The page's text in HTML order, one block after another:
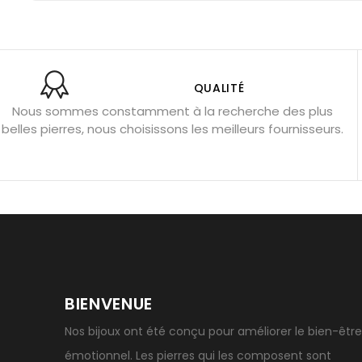
Obsidienne noire : danger ?
Guide des pierres de
Pierres pour les examens
Pierres anti-déprime
Porter l’œil de tigre
Géode
QUALITÉ
Nous sommes constamment à la recherche des plus
belles pierres, nous choisissons les meilleurs fournisseurs.
BIENVENUE
Nos bijoux ont été conçu pour améliorer le bien-être
émotionnel. Les pierres qui les composent sont